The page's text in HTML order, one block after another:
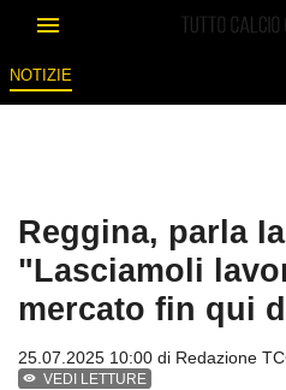
NOTIZIE
Reggina, parla
"Lasciamoli
mercato fin qui
25.07.2025 10:00 di Redazione
VEDI LETTURE